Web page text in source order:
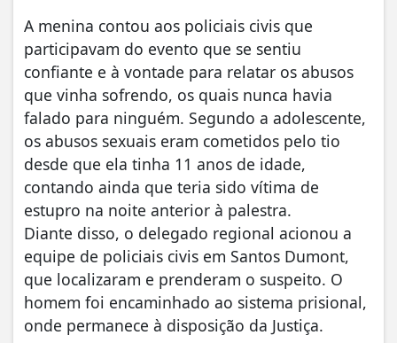
A menina contou aos policiais civis que
participavam do evento que se sentiu
confiante e à vontade para relatar os abusos
que vinha sofrendo, os quais nunca havia
falado para ninguém. Segundo a adolescente,
os abusos sexuais eram cometidos pelo tio
desde que ela tinha 11 anos de idade,
contando ainda que teria sido vítima de
estupro na noite anterior à palestra.
Diante disso, o delegado regional acionou a
equipe de policiais civis em Santos Dumont,
que localizaram e prenderam o suspeito. O
homem foi encaminhado ao sistema prisional,
onde permanece à disposição da Justiça.